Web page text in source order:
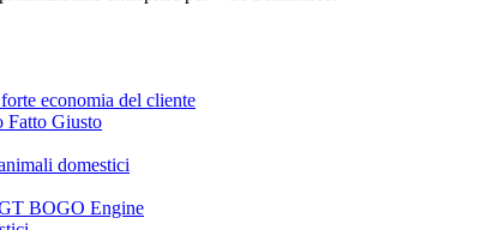
economia del cliente
Fatto Giusto
domestici
BOGO Engine